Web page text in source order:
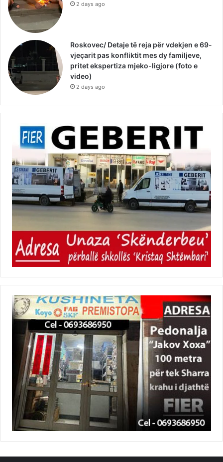
2 days ago
Roskovec/ Detaje të reja për vdekjen e 69-
vjeçarit pas konfliktit mes dy familjeve,
pritet ekspertiza mjeko-ligjore (foto e
video)
2 days ago